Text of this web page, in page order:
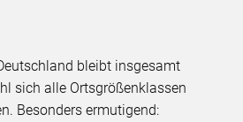
bleibt insgesamt
sich alle Ortsgrößenklassen
Besonders ermutigend: